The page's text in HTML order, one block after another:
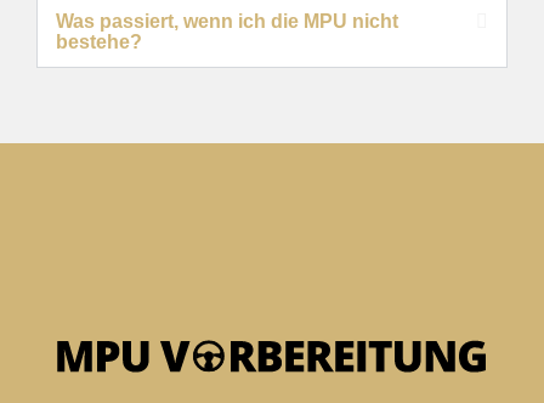
Was passiert, wenn ich die MPU nicht
bestehe?